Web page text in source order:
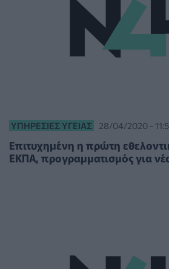
ΥΠΗΡΕΣΊΕΣ ΥΓΕΊΑΣ 28/04/2020 -
Επιτυχημένη η πρώτη
ΕΚΠΑ, προγραμματισμός για